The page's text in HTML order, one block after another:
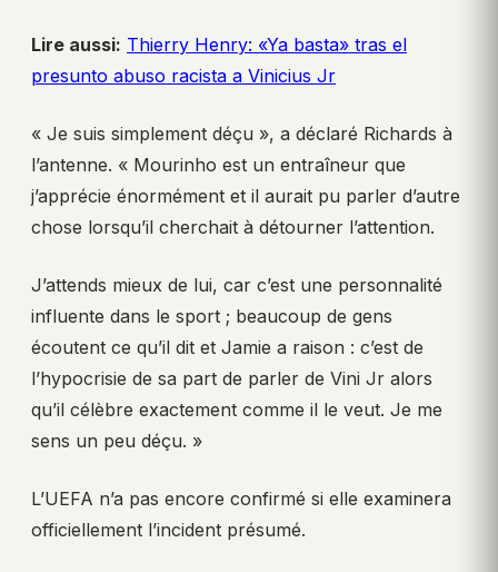
Lire aussi: Thierry Henry: «Ya basta» tras el
presunto abuso racista a Vinicius Jr
« Je suis simplement déçu », a déclaré Richards à
l’antenne. « Mourinho est un entraîneur que
j’apprécie énormément et il aurait pu parler d’autre
chose lorsqu’il cherchait à détourner l’attention.
J’attends mieux de lui, car c’est une personnalité
influente dans le sport ; beaucoup de gens
écoutent ce qu’il dit et Jamie a raison : c’est de
l’hypocrisie de sa part de parler de Vini Jr alors
qu’il célèbre exactement comme il le veut. Je me
sens un peu déçu. »
L’UEFA n’a pas encore confirmé si elle examinera
officiellement l’incident présumé.